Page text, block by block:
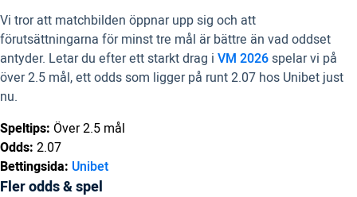
Vi tror att matchbilden öppnar upp sig och att
förutsättningarna för minst tre mål är bättre än vad oddset
antyder. Letar du efter ett starkt drag i VM 2026spelar vi på
över 2.5 mål, ett odds som ligger på runt 2.07 hos Unibet just
nu.
Speltips: Över 2.5 mål
Odds: 2.07
Bettingsida: Unibet
Fler odds & spel